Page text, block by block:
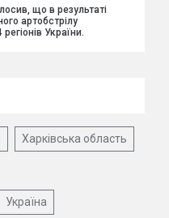
що в результаті
артобстрілу
України.
Харківська область
Україна